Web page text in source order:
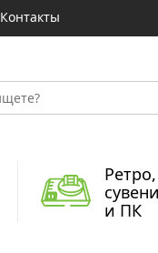
Контакты
Ретро,
и ПК